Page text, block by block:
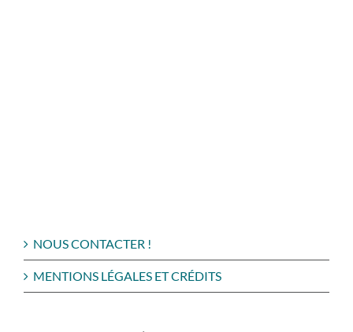
NOUS CONTACTER !
MENTIONS LÉGALES ET CRÉDITS